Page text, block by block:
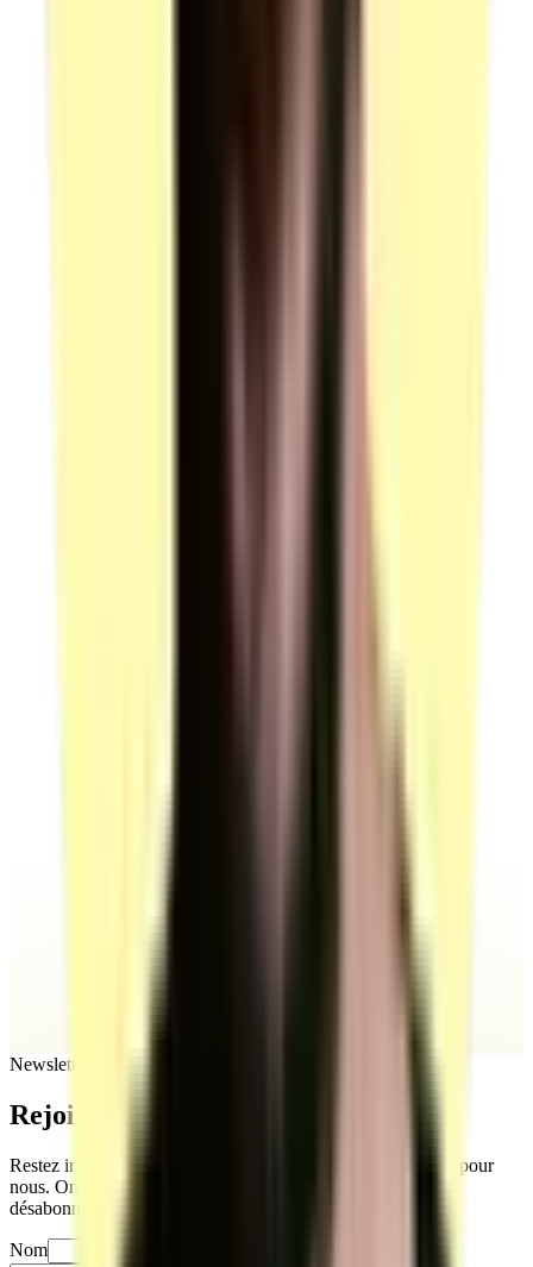
Newsletter
Rejoignez notre newsletter
Restez informés sur notre actualité. Votre vie privée compte pour
nous. On ne partage jamais vos infos, et vous pouvez vous
désabonner quand vous le souhaitez.
Nom